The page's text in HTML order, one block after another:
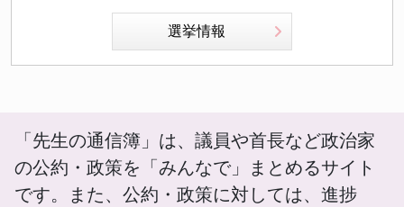
選挙情報
「先生の通信簿」は、議員や首長など政治家
の公約・政策を「みんなで」まとめるサイト
です。また、公約・政策に対しては、進捗